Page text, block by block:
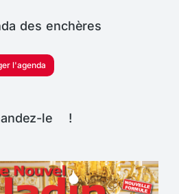
des enchères
l'agenda
le !